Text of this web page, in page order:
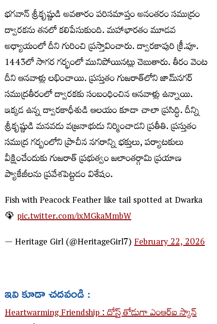
భగవాన్ శ్రీకృష్ణుడి అవతారం పరిసమాప్తం అనంతరం సముద్రం
ద్వారకను తనలో కలిపేసుకుంది. మహాభారతం మూడవ
అధ్యాయంలో దీని గురించి ప్రస్తావించారు. ద్వారకాపురి క్రీ.పూ.
1443లో సాగర గర్భంలో మునిపోయినట్లు చెబుతారు. తీరం వెంట
దీని ఆనవాళ్లు లభించాయి. ప్రస్తుతం గుజరాత్‌లోని జామ్‌నగర్‌
సముద్రతీరంలో ద్వారకకు సంబంధించిన ఆనవాళ్లు ఉన్నాయి.
ఇక్కడ ఉన్న ద్వారకాధీశుడి ఆలయం కూడా చాలా ప్రసిద్ధి. దీన్ని
శ్రీకృష్ణుడి మనవడు వజ్రనాభుడు నిర్మించాడని ప్రతీతి. ప్రస్తుతం
సముద్ర గర్బంలోని ప్రాచీన నగరాన్ని భక్తులు, పర్యాటకులు
వీక్షించేందుకు గుజరాత్ ప్రభుత్వం జలాంతర్గామి ప్రయాణ
ప్యాకేజీలను ప్రవేశపెట్టడం విశేషం.
Fish with Peacock Feather like tail spotted at Dwarka
🦚 pic.twitter.com/ixMGkaMmbW
— Heritage Girl (@HeritageGirl7)February 22, 2026
ఇవి కూడా చదవండి :
Heartwarming Friendship : దోస్త్ తోడుగా ఎంఆర్ఐ స్కాన్